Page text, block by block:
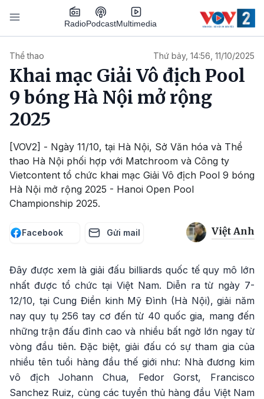
Nhảy đến nội dung
RadioPodcastMultimedia
Thể thao Thứ bảy, 14:56, 11/10/2025
Khai mạc Giải Vô địch Pool
9 bóng Hà Nội mở rộng
2025
[VOV2] - Ngày 11/10, tại Hà Nội, Sở Văn hóa và Thể
thao Hà Nội phối hợp với Matchroom và Công ty
Vietcontent tổ chức khai mạc Giải Vô địch Pool 9 bóng
Hà Nội mở rộng 2025 - Hanoi Open Pool
Championship 2025.
Facebook Gửi mail Việt Anh
Đây được xem là giải đấu billiards quốc tế quy mô lớn
nhất được tổ chức tại Việt Nam. Diễn ra từ ngày 7-
12/10, tại Cung Điền kinh Mỹ Đình (Hà Nội), giải năm
nay quy tụ 256 tay cơ đến từ 40 quốc gia, mang đến
những trận đấu đỉnh cao và nhiều bất ngờ lớn ngay từ
vòng đầu tiên. Đặc biệt, giải đấu có sự tham gia của
nhiều tên tuổi hàng đầu thế giới như: Nhà đương kim
vô địch Johann Chua, Fedor Gorst, Francisco
Sanchez Ruiz, cùng các tuyển thủ hàng đầu Việt Nam